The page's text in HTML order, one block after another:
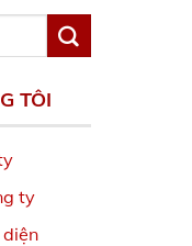
TÔI
ty